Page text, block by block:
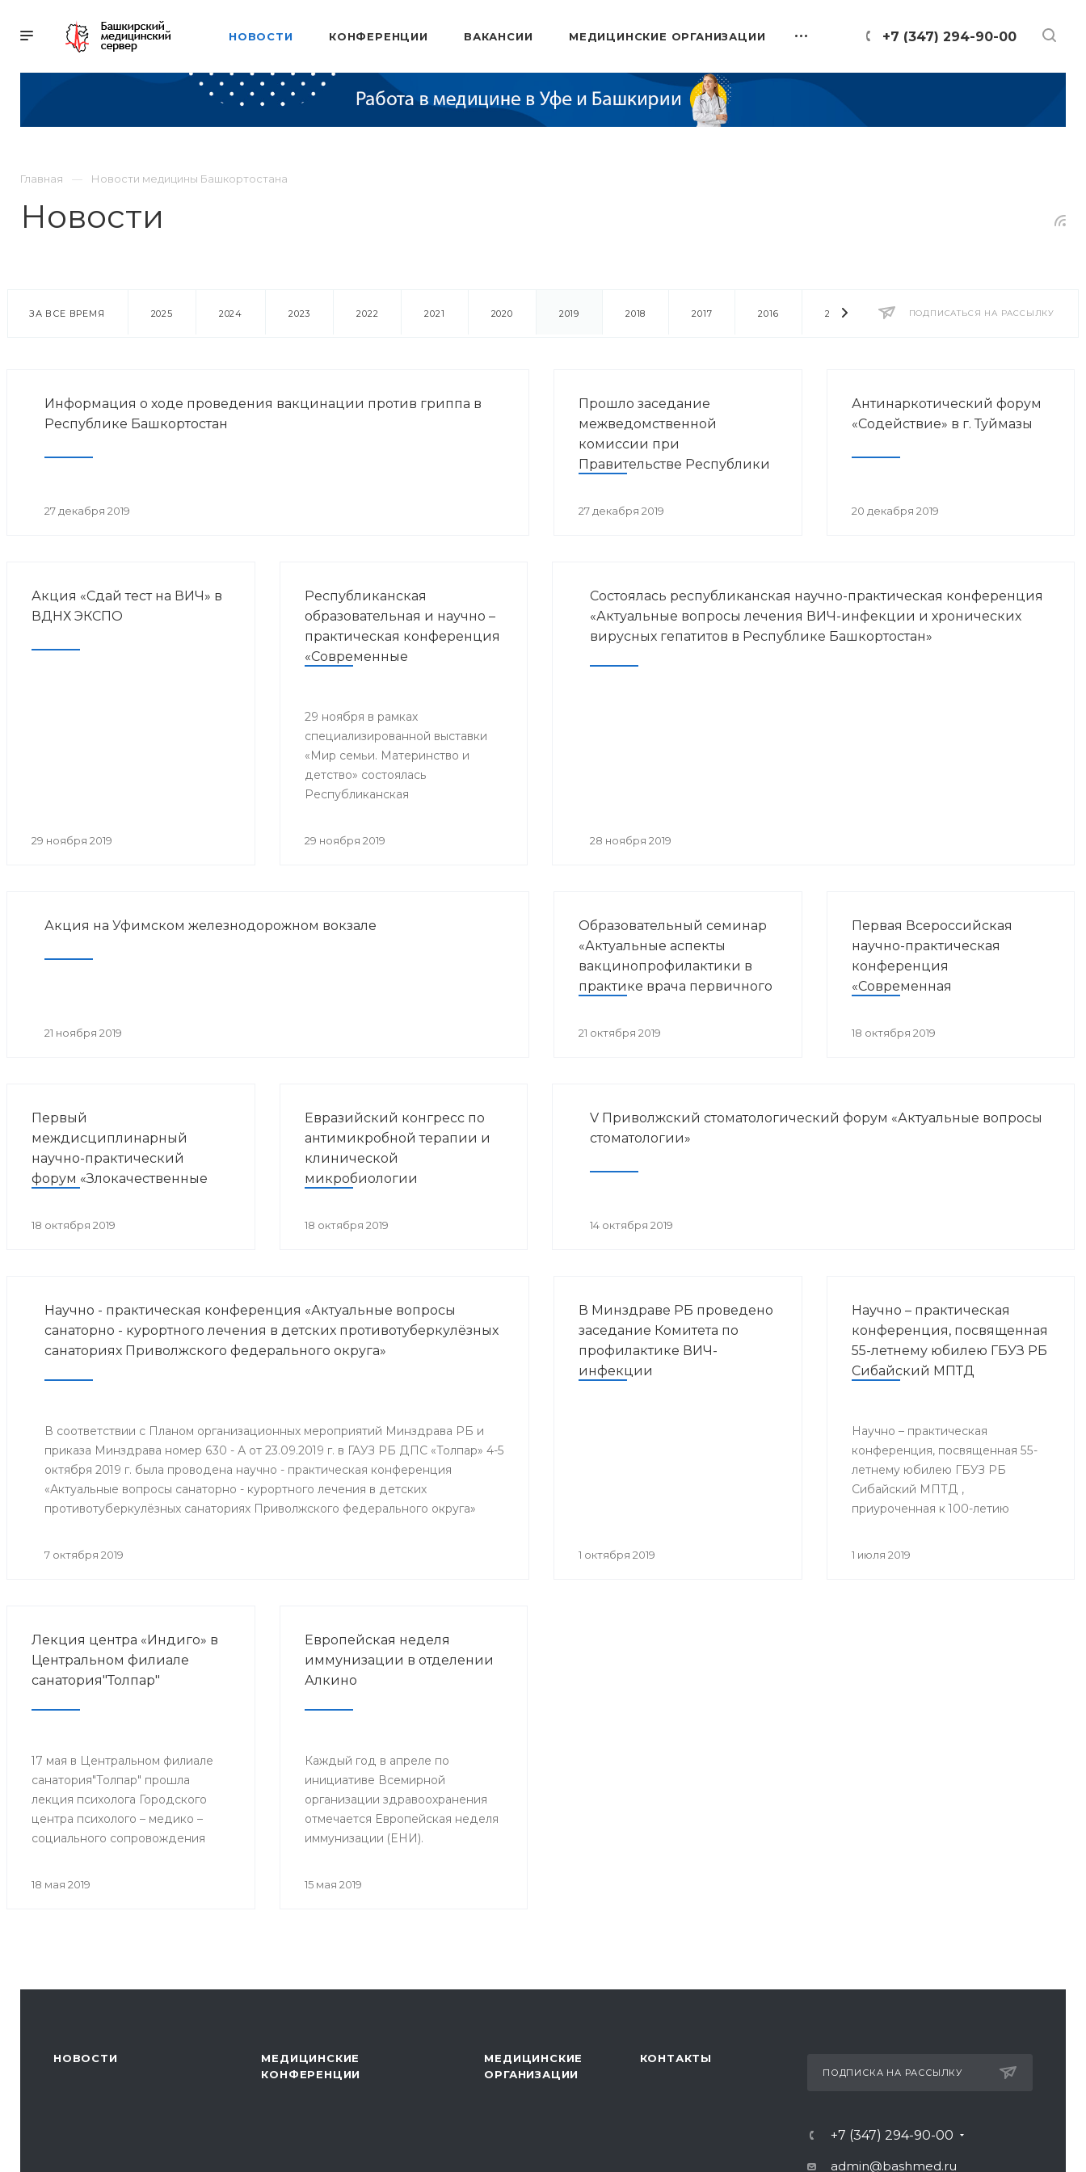
+7 (347) 294-90-00
НОВОСТИ КОНФЕРЕНЦИИ ВАКАНСИИ МЕДИЦИНСКИЕ ОРГАНИЗАЦИИ
Главная Новости медицины Башкортостана
Новости
ПОДПИСАТЬСЯ НА РАССЫЛКУ
ЗА ВСЕ ВРЕМЯ 2025 2024 2023 2022 2021 2020 2019 2018 2017 2016 2014 2013 2012 2011
Информация о ходе проведения вакцинации против гриппа в
Республике Башкортостан
27 декабря 2019
Прошло заседание
межведомственной
комиссии при
Правительстве Республики
предупреждения
27 декабря 2019
Антинаркотический форум
«Содействие» в г. Туймазы
20 декабря 2019
Акция «Сдай тест на ВИЧ» в
ВДНХ ЭКСПО
29 ноября 2019
Республиканская
образовательная и научно –
практическая конференция
«Современные
медицинской
реабилитации»
29 ноября в рамках
специализированной выставки
«Мир семьи. Материнство и
детство» состоялась
Республиканская
практическая конференция
29 ноября 2019
Состоялась республиканская научно-практическая конференция
«Актуальные вопросы лечения ВИЧ-инфекции и хронических
вирусных гепатитов в Республике Башкортостан»
28 ноября 2019
Акция на Уфимском железнодорожном вокзале
21 ноября 2019
Образовательный семинар
«Актуальные аспекты
вакцинопрофилактики в
практике врача первичного
21 октября 2019
Первая Всероссийская
научно-практическая
конференция
«Современная
вызовы, возможности,
18 октября 2019
Первый
междисциплинарный
научно-практический
форум «Злокачественные
18 октября 2019
Евразийский конгресс по
антимикробной терапии и
клинической
микробиологии
18 октября 2019
V Приволжский стоматологический форум «Актуальные вопросы
стоматологии»
14 октября 2019
Научно - практическая конференция «Актуальные вопросы
санаторно - курортного лечения в детских противотуберкулёзных
санаториях Приволжского федерального округа»
В соответствии с Планом организационных мероприятий Минздрава РБ и
приказа Минздрава номер 630 - А от 23.09.2019 г. в ГАУЗ РБ ДПС «Толпар» 4-5
октября 2019 г. была проводена научно - практическая конференция
«Актуальные вопросы санаторно - курортного лечения в детских
противотуберкулёзных санаториях Приволжского федерального округа»
7 октября 2019
В Минздраве РБ проведено
заседание Комитета по
профилактике ВИЧ-
инфекции
1 октября 2019
Научно – практическая
конференция, посвященная
55-летнему юбилею ГБУЗ РБ
Сибайский МПТД
Научно – практическая
конференция, посвященная 55-
летнему юбилею ГБУЗ РБ
Сибайский МПТД ,
приуроченная к 100-летию
1 июля 2019
Лекция центра «Индиго» в
Центральном филиале
санатория"Толпар"
17 мая в Центральном филиале
санатория"Толпар" прошла
лекция психолога Городского
центра психолого – медико –
социального сопровождения
18 мая 2019
Европейская неделя
иммунизации в отделении
Алкино
Каждый год в апреле по
инициативе Всемирной
организации здравоохранения
отмечается Европейская неделя
иммунизации (ЕНИ).
15 мая 2019
НОВОСТИ
МЕДИЦИНСКИЕ
КОНФЕРЕНЦИИ
МЕДИЦИНСКИЕ
ОРГАНИЗАЦИИ
КОНТАКТЫ
ПОДПИСКА НА РАССЫЛКУ
+7 (347) 294-90-00
admin@bashmed.ru